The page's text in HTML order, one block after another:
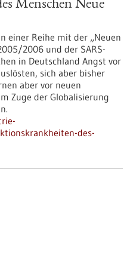
Menschen Neue
einer Reihe mit der „Neuen
2006 und der SARS-
in Deutschland Angst vor
sich aber bisher
aber vor neuen
Zuge der Globalisierung
des-